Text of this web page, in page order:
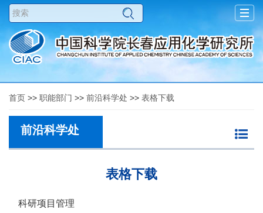
首页 >> 职能部门 >> 前沿科学处 >> 表格下载
前沿科学处
表格下载
科研项目管理